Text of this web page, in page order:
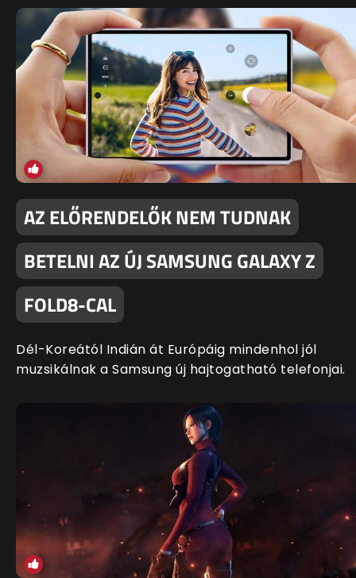
AZ ELŐRENDELŐK NEM TUDNAK
BETELNI AZ ÚJ SAMSUNG GALAXY Z
FOLD8-CAL
Dél-Koreától Indián át Európáig mindenhol jól
muzsikálnak a Samsung új hajtogatható telefonjai.